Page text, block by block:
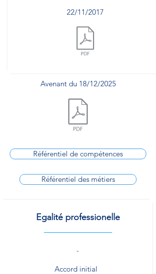
22/11/2017
Avenant du 18/12/2025
Référentiel de compétences
Référentiel des métiers
Egalité professionelle
-
Accord initial